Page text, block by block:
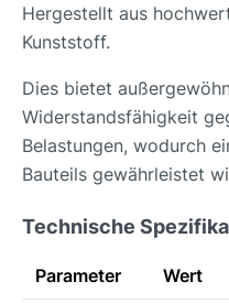
Hergestellt aus
Kunststoff.
Dies bietet
Widerstandsfähigkeit
Belastungen, wodurch
Bauteils gewährleistet
Technische
Parameter Wert